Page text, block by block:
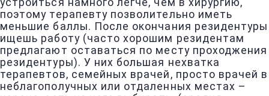
устроиться намного легче, чем в хирургию,
поэтому терапевту позволительно иметь
меньшие баллы. После окончания резидентуры
ищешь работу (часто хорошим резидентам
предлагают оставаться по месту проходжения
резидентуры). У них большая нехватка
терапевтов, семейных врачей, просто врачей в
неблагополучных или отдаленных местах –